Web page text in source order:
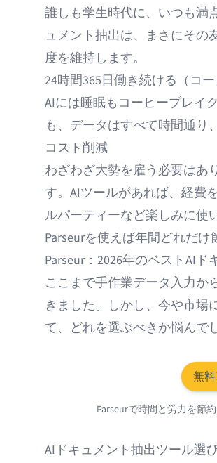
誰しも学生時代に、いつも満
ュメント抽出は、まさにその
度を維持します。
24時間365日働き続ける（コー
AIには睡眠もコーヒーブレイ
も、データはすべて時間通り
コスト削減
わざわざ大勢を雇う必要はあ
す。AIツールがあれば、経費
ルパーティーなど楽しみに使
Parseurを使えば年間どれだけ
Parseur：2026年のベストAIド
ここまで手作業データ入力か
きました。しかし、今や市場
て、どれを選ぶべきか悩んで
無
Parseurで時間と労力を節
AIドキュメント抽出ツール選